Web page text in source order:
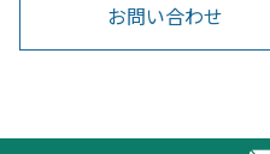
お問い合わせ